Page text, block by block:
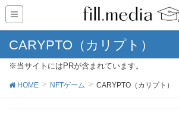
CARYPTO（カリプト）
※当サイトにはPRが含まれています。
HOME NFTゲーム CARYPTO（カリプト）